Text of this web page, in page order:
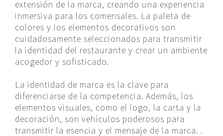
extensión de la marca, creando una experiencia
inmersiva para los comensales. La paleta de
colores y los elementos decorativos son
cuidadosamente seleccionados para transmitir
la identidad del restaurante y crear un ambiente
acogedor y sofisticado.
La identidad de marca es la clave para
diferenciarse de la competencia. Además, los
elementos visuales, como el logo, la carta y la
decoración, son vehículos poderosos para
transmitir la esencia y el mensaje de la marca. .